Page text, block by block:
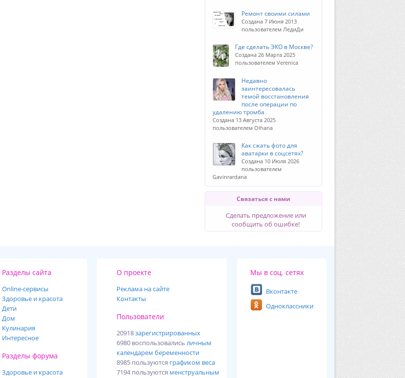
Ремонт своими силами
Создана 7 Июня 2013
пользователем ЛедиДи
Где сделать ЭКО в Москве?
Создана 26 Марта 2025
пользователем Verenica
Недавно
заинтересовалась
темой восстановления
после операции по
удалению тромба
Создана 13 Августа 2025
пользователем Olhana
Как сжать фото для
аватарки в соцсетях?
Создана 10 Июля 2026
пользователем
Gavinrardana
Связаться с нами
Сделать предложение или
сообщить об ошибке!
Разделы сайта
Online-cервисы
Здоровье и красота
Дети
Дом
Кулинария
Интересное
Разделы форума
Здоровье и красота
О проекте
Реклама на сайте
Контакты
Пользователи
20918зарегистрированных
6980 воспользовалисьличным
календарем беременности
8985 пользуются графиком веса
7194 пользуются менструальным
Мы в соц. сетях
Вконтакте
Одноклассники